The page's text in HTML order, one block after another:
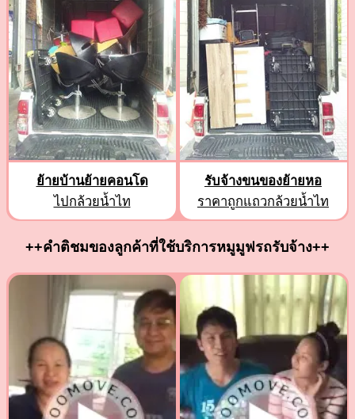
ย้ายบ้านย้ายคอนโด
ไปกล้วยน้ำไท
รับจ้างขนของย้ายหอ
ราคาถูกแถวกล้วยน้ำไท
++คำติชมของลูกค้าที่ใช้บริการหมูมูฟรถรับจ้าง++